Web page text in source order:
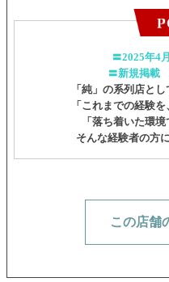
〓2025年4
〓新規掲載
「純」の系列店と
「これまでの経験
「落ち着いた環
そんな経験者の方
この店舗